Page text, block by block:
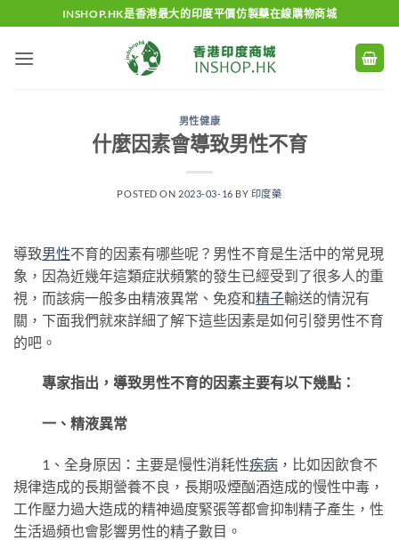
to
content
INSHOP.HK是香港最大的印度平價仿製藥在線購物商城
男性健康
什麼因素會導致男性不育
POSTED ON 2023-03-16 BY 印度藥
導致男性不育的因素有哪些呢？男性不育是生活中的常見現
象，因為近幾年這類症狀頻繁的發生已經受到了很多人的重
視，而該病一般多由精液異常、免疫和精子輸送的情況有
關，下面我們就來詳細了解下這些因素是如何引發男性不育
的吧。
專家指出，導致男性不育的因素主要有以下幾點：
一、精液異常
1、全身原因：主要是慢性消耗性疾病 ，比如因飲食不
規律造成的長期營養不良，長期吸煙酗酒造成的慢性中毒，
工作壓力過大造成的精神過度緊張等都會抑制精子產生，性
生活過頻也會影響男性的精子數目。